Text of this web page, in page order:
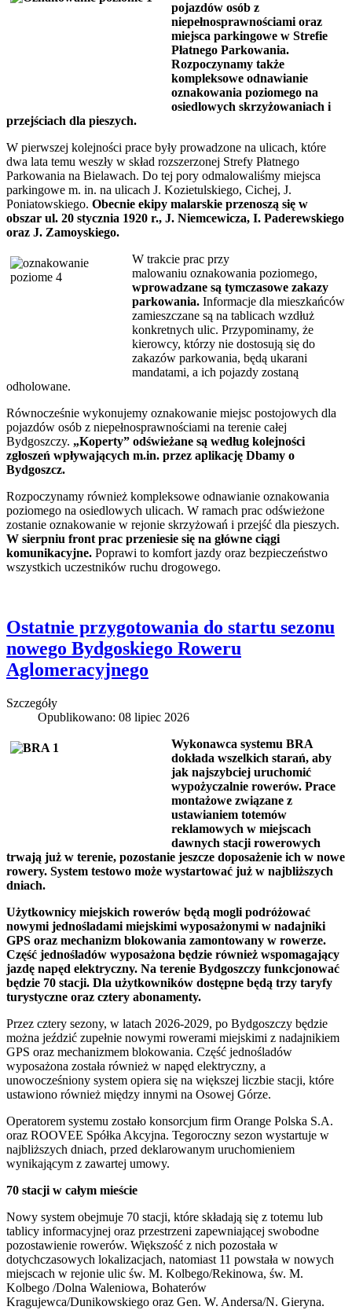
pojazdów osób z
niepełnosprawnościami oraz
miejsca parkingowe w Strefie
Płatnego Parkowania.
Rozpoczynamy także
kompleksowe odnawianie
oznakowania poziomego na
osiedlowych skrzyżowaniach i
przejściach dla pieszych.
W pierwszej kolejności prace były prowadzone na ulicach, które
dwa lata temu weszły w skład rozszerzonej Strefy Płatnego
Parkowania na Bielawach. Do tej pory odmalowaliśmy miejsca
parkingowe m. in. na ulicach J. Kozietulskiego, Cichej, J.
Poniatowskiego. Obecnie ekipy malarskie przenoszą się w
obszar ul. 20 stycznia 1920 r., J. Niemcewicza, I. Paderewskiego
oraz J. Zamoyskiego.
W trakcie prac przy
malowaniu oznakowania poziomego,
wprowadzane są tymczasowe zakazy
parkowania. Informacje dla mieszkańców
zamieszczane są na tablicach wzdłuż
konkretnych ulic. Przypominamy, że
kierowcy, którzy nie dostosują się do
zakazów parkowania, będą ukarani
mandatami, a ich pojazdy zostaną
odholowane.
Równocześnie wykonujemy oznakowanie miejsc postojowych dla
pojazdów osób z niepełnosprawnościami na terenie całej
Bydgoszczy. „Koperty” odświeżane są według kolejności
zgłoszeń wpływających m.in. przez aplikację Dbamy o
Bydgoszcz.
Rozpoczynamy również kompleksowe odnawianie oznakowania
poziomego na osiedlowych ulicach. W ramach prac odświeżone
zostanie oznakowanie w rejonie skrzyżowań i przejść dla pieszych.
W sierpniu front prac przeniesie się na główne ciągi
komunikacyjne. Poprawi to komfort jazdy oraz bezpieczeństwo
wszystkich uczestników ruchu drogowego.
Ostatnie przygotowania do startu sezonu
nowego Bydgoskiego Roweru
Aglomeracyjnego
Szczegóły
Opublikowano: 08 lipiec 2026
Wykonawca systemu BRA
dokłada wszelkich starań, aby
jak najszybciej uruchomić
wypożyczalnie rowerów. Prace
montażowe związane z
ustawianiem totemów
reklamowych w miejscach
dawnych stacji rowerowych
trwają już w terenie, pozostanie jeszcze doposażenie ich w nowe
rowery. System testowo może wystartować już w najbliższych
dniach.
Użytkownicy miejskich rowerów będą mogli podróżować
nowymi jednośladami miejskimi wyposażonymi w nadajniki
GPS oraz mechanizm blokowania zamontowany w rowerze.
Część jednośladów wyposażona będzie również wspomagający
jazdę napęd elektryczny. Na terenie Bydgoszczy funkcjonować
będzie 70 stacji. Dla użytkowników dostępne będą trzy taryfy
turystyczne oraz cztery abonamenty.
Przez cztery sezony, w latach 2026-2029, po Bydgoszczy będzie
można jeździć zupełnie nowymi rowerami miejskimi z nadajnikiem
GPS oraz mechanizmem blokowania. Część jednośladów
wyposażona została również w napęd elektryczny, a
unowocześniony system opiera się na większej liczbie stacji, które
ustawiono również między innymi na Osowej Górze.
Operatorem systemu zostało konsorcjum firm Orange Polska S.A.
oraz ROOVEE Spółka Akcyjna. Tegoroczny sezon wystartuje w
najbliższych dniach, przed deklarowanym uruchomieniem
wynikającym z zawartej umowy.
70 stacji w całym mieście
Nowy system obejmuje 70 stacji, które składają się z totemu lub
tablicy informacyjnej oraz przestrzeni zapewniającej swobodne
pozostawienie rowerów. Większość z nich pozostała w
dotychczasowych lokalizacjach, natomiast 11 powstała w nowych
miejscach w rejonie ulic św. M. Kolbego/Rekinowa, św. M.
Kolbego /Dolna Waleniowa, Bohaterów
Kragujewca/Dunikowskiego oraz Gen. W. Andersa/N. Gieryna.